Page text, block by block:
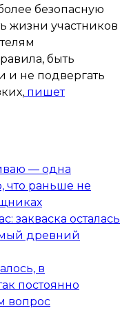
безопасную
жизни участников
быть
и не подвергать
пишет
— одна
что раньше не
закваска осталась
древний
в
постоянно
вопрос